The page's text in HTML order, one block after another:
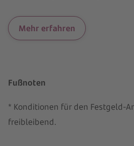
Mehr erfahren
Fußnoten
* Konditionen für den Festgeld-
freibleibend.